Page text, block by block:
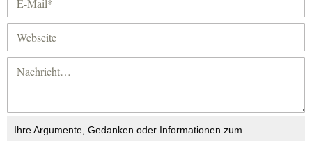
Ihre Argumente, Gedanken oder Informationen zum